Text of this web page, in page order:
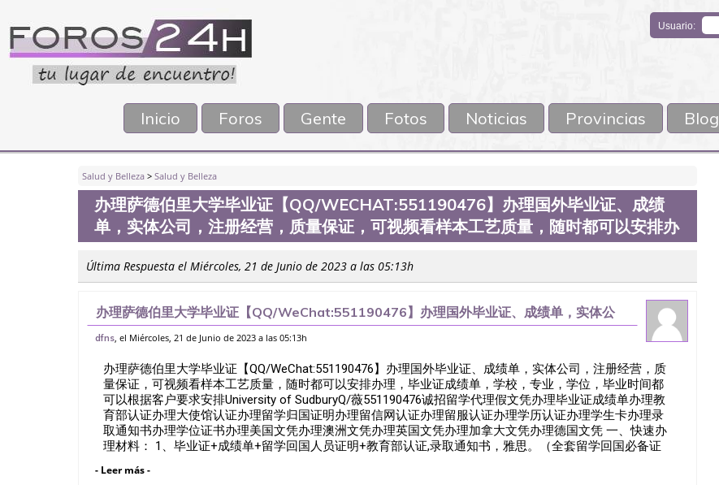
Usuario:
Inicio Foros Gente Fotos Noticias Provincias Blog
Salud y Belleza > Salud y Belleza
办理萨德伯里大学毕业证【QQ/WECHAT:551190476】办理国外毕业证、成绩
单，实体公司，注册经营，质量保证，可视频看样本工艺质量，随时都可以安排办
Última Respuesta el Miércoles, 21 de Junio de 2023 a las 05:13h
办理萨德伯里大学毕业证【QQ/WeChat:551190476】办理国外毕业证、成绩单，实体公
司，注册经营，质量保证，可视频看样本工艺质量，随时都可以安排办
dfns, el Miércoles, 21 de Junio de 2023 a las 05:13h
办理萨德伯里大学毕业证【QQ/WeChat:551190476】办理国外毕业证、成绩单，实体公司，注册经营，质
量保证，可视频看样本工艺质量，随时都可以安排办理，毕业证成绩单，学校，专业，学位，毕业时间都
可以根据客户要求安排University of SudburyQ/薇551190476诚招留学代理假文凭办理毕业证成绩单办理教
育部认证办理大使馆认证办理留学归国证明办理留信网认证办理留服认证办理学历认证办理学生卡办理录
取通知书办理学位证书办理美国文凭办理澳洲文凭办理英国文凭办理加拿大文凭办理德国文凭 一、快速办
理材料： 1、毕业证+成绩单+留学回国人员证明+教育部认证,录取通知书，雅思。（全套留学回国必备证
（申请学校、转学，甚至是申请工签都可以用到）。 注：上述材料，随时都可以安排办理，毕业证成绩
- Leer más -